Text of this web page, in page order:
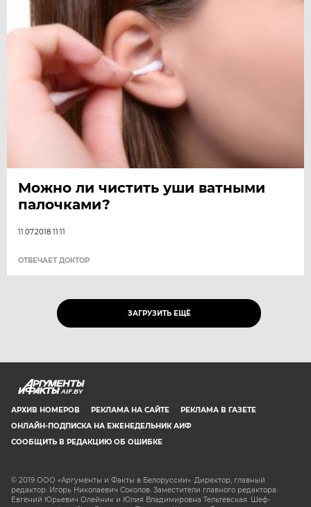
Можно ли чистить уши ватными
палочками?
11.07.2018 11:11
ОТВЕЧАЕТ ДОКТОР
ЗАГРУЗИТЬ ЕЩЁ
AIF.BY
АРХИВ НОМЕРОВ РЕКЛАМА НА САЙТЕ
РЕКЛАМА В ГАЗЕТЕ
ОНЛАЙН-ПОДПИСКА НА ЕЖЕНЕДЕЛЬНИК АИФ
СООБЩИТЬ В РЕДАКЦИЮ ОБ ОШИБКЕ
© 2019 ООО «Аргументы и Факты в Белоруссии». Директор, главный
редактор: Игорь Николаевич Соколов. Заместители главного редактора:
Евгений Юрьевич Олейник и Юлия Владимировна Тельтевская. Шеф-